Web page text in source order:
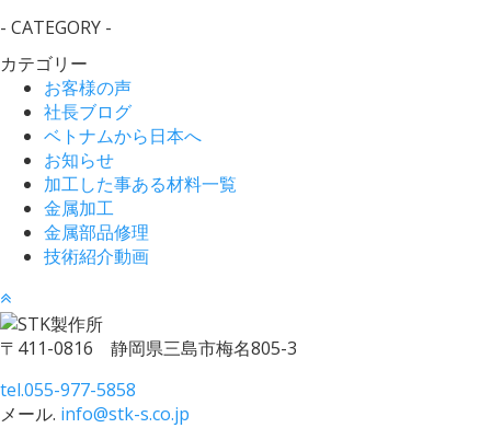
- CATEGORY -
カテゴリー
お客様の声
社長ブログ
ベトナムから日本へ
お知らせ
加工した事ある材料一覧
金属加工
金属部品修理
技術紹介動画
〒411-0816 静岡県三島市梅名805-3
tel.055-977-5858
メール. info@stk-s.co.jp